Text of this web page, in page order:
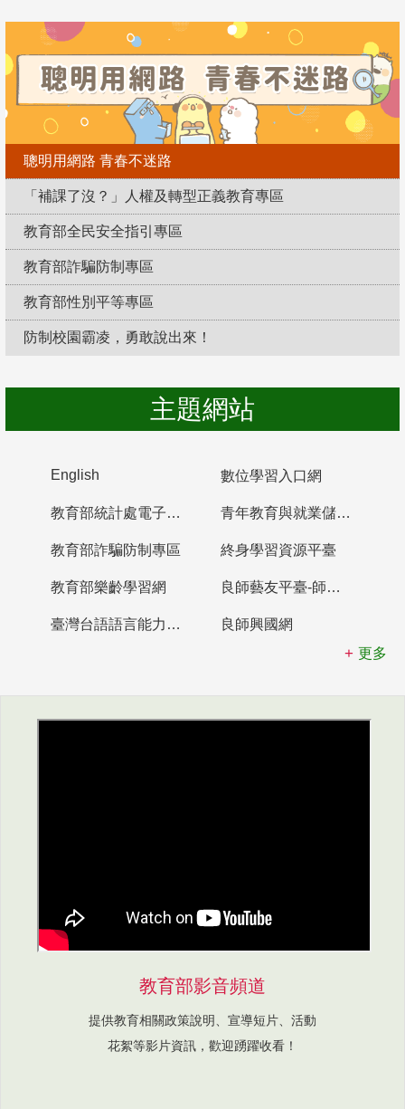
聰明用網路 青春不迷路
「補課了沒？」人權及轉型正義教育專區
教育部全民安全指引專區
教育部詐騙防制專區
教育部性別平等專區
防制校園霸凌，勇敢說出來！
主題網站
English 數位學習入口網
教育部統計處電子書櫃 青年教育與就業儲蓄帳戶
教育部詐騙防制專區 終身學習資源平臺
教育部樂齡學習網 良師藝友平臺-師資培育整合平臺
臺灣台語語言能力認證網站
良師興國網
更多
教育部影音頻道
提供教育相關政策說明、宣導短片、活動
花絮等影片資訊，歡迎踴躍收看！